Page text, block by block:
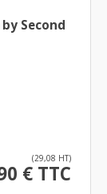
Second
(29,08 HT)
€ TTC